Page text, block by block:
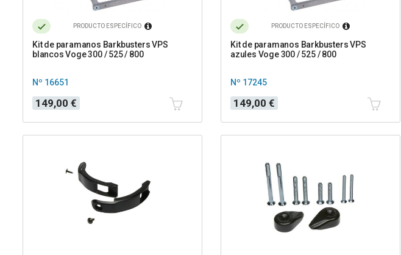
PRODUCTO ESPECÍFICO
Kit de paramanos Barkbusters VPS
blancos Voge 300 / 525 / 800
Nº 16651
Precio
149,00 €
PRODUCTO ESPECÍFICO
Kit de paramanos Barkbusters VPS
azules Voge 300 / 525 / 800
Nº 17245
Precio
149,00 €